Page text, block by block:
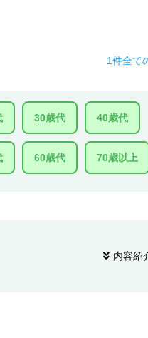
1件全て
30歳代 40歳代
60歳代 70歳以上
内容紹